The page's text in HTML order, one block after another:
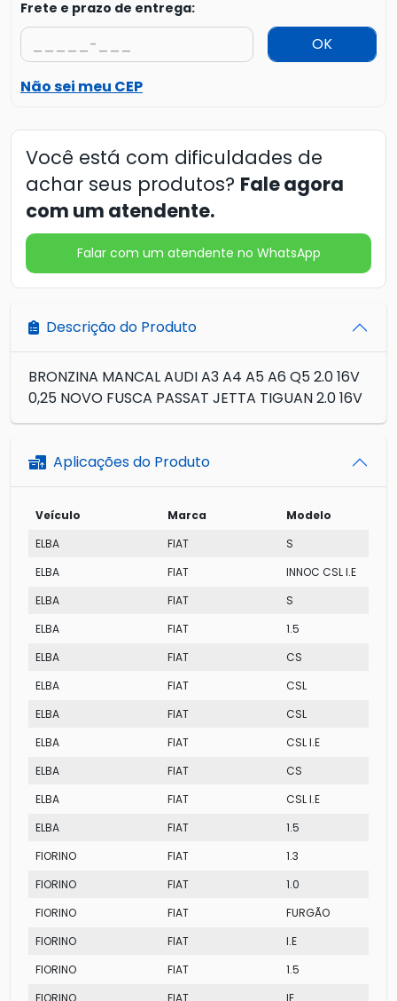
Frete e prazo de entrega:
OK
Não sei meu CEP
Você está com dificuldades de
achar seus produtos? Fale agora
com um atendente.
Falar com um atendente no WhatsApp
Descrição do Produto
BRONZINA MANCAL AUDI A3 A4 A5 A6 Q5 2.0 16V
0,25 NOVO FUSCA PASSAT JETTA TIGUAN 2.0 16V
Aplicações do Produto
Veículo Marca
Modelo
ELBA
FIAT
S
ELBA
FIAT
INNOC CSL I.E
ELBA
FIAT
S
ELBA
FIAT
1.5
ELBA
FIAT
CS
ELBA
FIAT
CSL
ELBA
FIAT
CSL
ELBA
FIAT
CSL I.E
ELBA
FIAT
CS
ELBA
FIAT
CSL I.E
ELBA
FIAT
1.5
FIORINO
FIAT
1.3
FIORINO
FIAT
1.0
FIORINO
FIAT
FURGÃO
FIORINO
FIAT
I.E
FIORINO
FIAT
1.5
FIORINO
FIAT
IE